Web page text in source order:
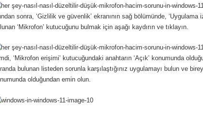
sonra, ‘Gizlilik ve güvenlik’ ekranının sağ bölümünde, ‘Uygulama
‘Mikrofon’ kutucuğunu bulmak için aşağı kaydırın ve tıklayın.
‘Mikrofon erişimi’ kutucuğundaki anahtarın ‘Açık’ konumunda
bulunan listeden sorunla karşılaştığınız uygulamayı bulun ve
olduğundan emin olun.